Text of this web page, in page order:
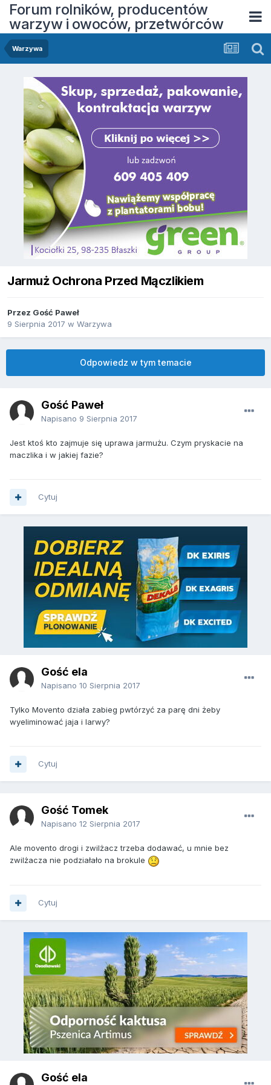
Forum rolników, producentów
warzyw i owoców, przetwórców
Warzywa
Jarmuż Ochrona Przed Mączlikiem
Przez Gość Paweł
9 Sierpnia 2017 w Warzywa
Odpowiedz w tym temacie
Gość Paweł
Napisano 9 Sierpnia 2017
Jest ktoś kto zajmuje się uprawa jarmużu. Czym pryskacie na
maczlika i w jakiej fazie?
Cytuj
Gość ela
Napisano 10 Sierpnia 2017
Tylko Movento działa zabieg pwtórzyć za parę dni żeby
wyeliminować jaja i larwy?
Cytuj
Gość Tomek
Napisano 12 Sierpnia 2017
Ale movento drogi i zwilżacz trzeba dodawać, u mnie bez
zwilżacza nie podziałało na brokule
Cytuj
Gość ela